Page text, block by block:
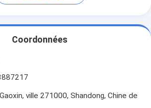
Coordonnées
ville 271000, Shandong, Chine de